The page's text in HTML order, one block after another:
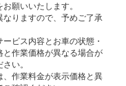
願いいたします。
りますので、予めご了承
ビス内容とお車の状態・
作業価格が異なる場合が
い。
作業料金が表示価格と異